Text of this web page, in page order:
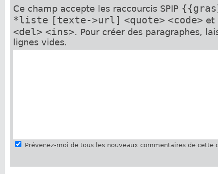
Ce champ accepte les raccourcis SPIP
*liste [texte->url] <quote> <code>et
<del> <ins>. Pour créer des paragraphes,
lignes vides.
Prévenez-moi de tous les nouveaux commentaires de cette